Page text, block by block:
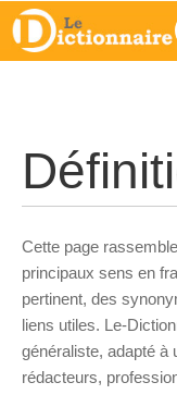
Cette page
principaux sens en
pertinent, des
liens utiles. Le-
généraliste, adapté à
rédacteurs,